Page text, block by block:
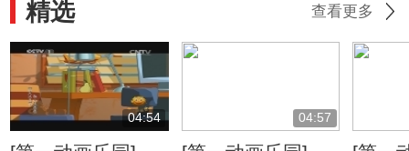
精选 查看更多
04:54 04:57